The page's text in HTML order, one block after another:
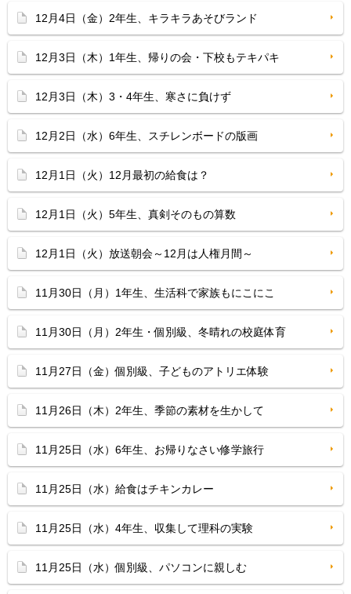
12月4日（金）2年生、キラキラあそびランド
12月3日（木）1年生、帰りの会・下校もテキパキ
12月3日（木）3・4年生、寒さに負けず
12月2日（水）6年生、スチレンボードの版画
12月1日（火）12月最初の給食は？
12月1日（火）5年生、真剣そのもの算数
12月1日（火）放送朝会～12月は人権月間～
11月30日（月）1年生、生活科で家族もにこにこ
11月30日（月）2年生・個別級、冬晴れの校庭体育
11月27日（金）個別級、子どものアトリエ体験
11月26日（木）2年生、季節の素材を生かして
11月25日（水）6年生、お帰りなさい修学旅行
11月25日（水）給食はチキンカレー
11月25日（水）4年生、収集して理科の実験
11月25日（水）個別級、パソコンに親しむ